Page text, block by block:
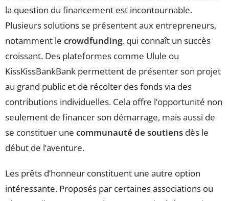
la question du financement est incontournable.
Plusieurs solutions se présentent aux entrepreneurs,
notamment le crowdfunding, qui connaît un succès
croissant. Des plateformes comme Ulule ou
KissKissBankBank permettent de présenter son projet
au grand public et de récolter des fonds via des
contributions individuelles. Cela offre l’opportunité non
seulement de financer son démarrage, mais aussi de
se constituer une communauté de soutiens dès le
début de l’aventure.
Les prêts d’honneur constituent une autre option
intéressante. Proposés par certaines associations ou